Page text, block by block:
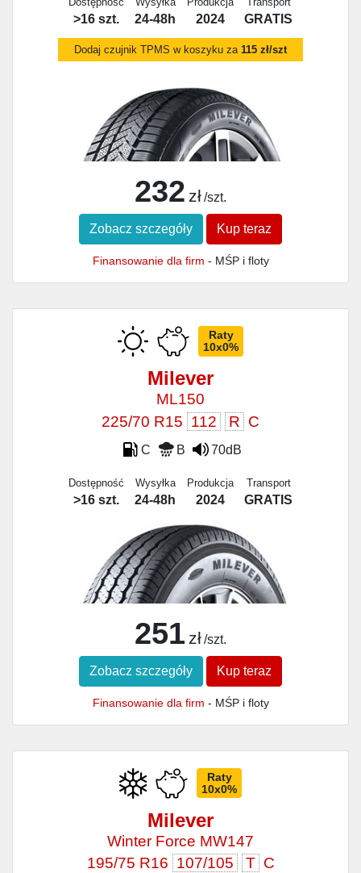
>16 szt. 24-48h 2024 GRATIS
Dodaj czujnik TPMS w koszyku za 115 zł/szt
232 zł /szt.
Zobacz szczegóły Kup teraz
Finansowanie dla firm - MŚP i floty
Raty
10x0%
Milever
ML150
225/70 R15 112 R C
C B 70dB
Dostępność
>16 szt.
Wysyłka
24-48h
Produkcja
2024
Transport
GRATIS
251 zł /szt.
Zobacz szczegóły Kup teraz
Finansowanie dla firm - MŚP i floty
Raty
10x0%
Milever
Winter Force MW147
195/75 R16 107/105 T C